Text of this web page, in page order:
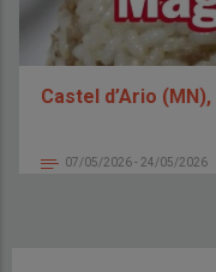
Castel d’Ario
07/05/2026 - 24/05/2026